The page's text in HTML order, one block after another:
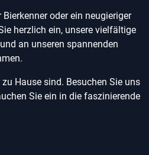
oder ein neugieriger
herzlich ein, unsere vielfältige
an unseren spannenden
Hause sind. Besuchen Sie uns
Sie ein in die faszinierende